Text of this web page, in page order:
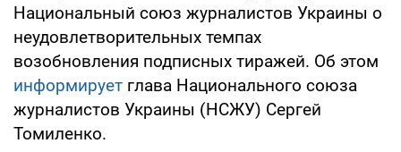
Национальный союз журналистов Украины о
неудовлетворительных темпах
возобновления подписных тиражей. Об этом
информирует глава Национального союза
журналистов Украины (НСЖУ) Сергей
Томиленко.